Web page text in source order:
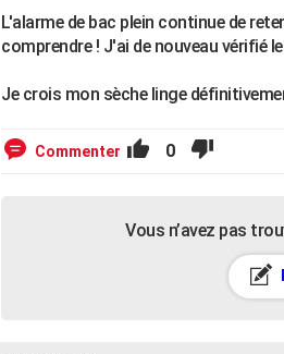
L'alarme de bac plein continue de
comprendre ! J'ai de nouveau vérifié
Je crois mon sèche linge
Commenter 0
Vous n’avez pas